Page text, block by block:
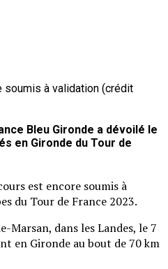
soumis à validation (crédit
Bleu Gironde a dévoilé le
en Gironde du Tour de
est encore soumis à
du Tour de France 2023.
Marsan, dans les Landes, le 7
en Gironde au bout de 70 km